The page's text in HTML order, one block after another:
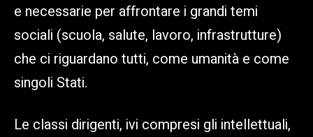
e necessarie per affrontare i grandi temi
sociali (scuola, salute, lavoro, infrastrutture)
che ci riguardano tutti, come umanità e come
singoli Stati.
Le classi dirigenti, ivi compresi gli intellettuali,